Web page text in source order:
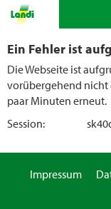
Ein Fehler ist
Die Webseite ist
vorübergehend nicht
paar Minuten erneut.
Session:
Impressum